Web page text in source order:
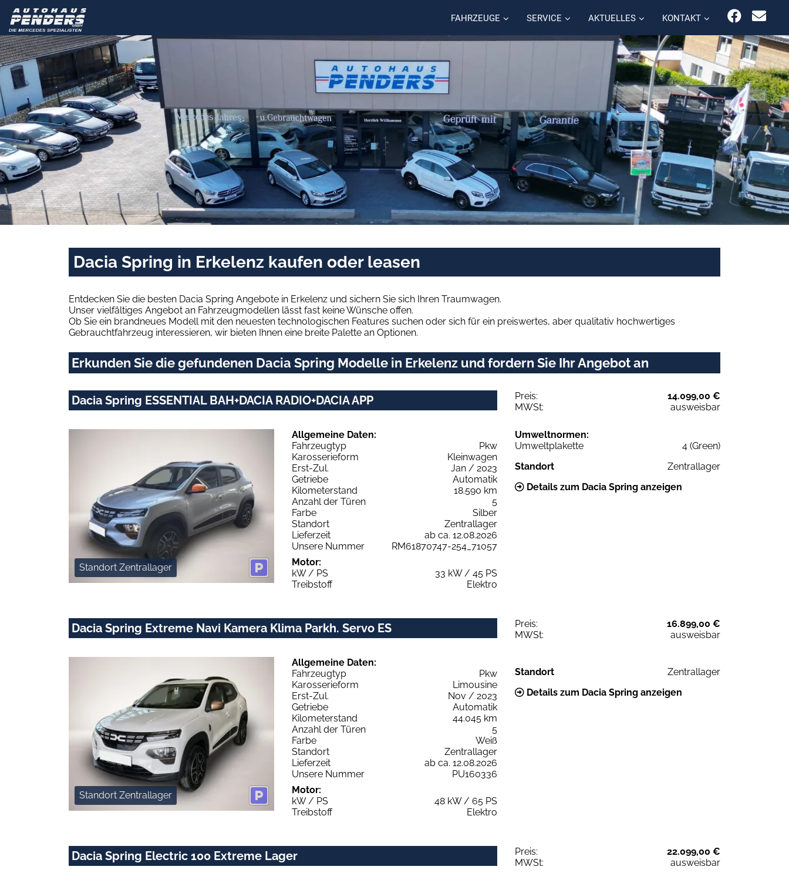
FAHRZEUGE SERVICE AKTUELLES KONTAKT
Dacia Spring in Erkelenz kaufen oder leasen
Entdecken Sie die besten Dacia Spring Angebote in Erkelenz und sichern Sie sich Ihren Traumwagen.
Unser vielfältiges Angebot an Fahrzeugmodellen lässt fast keine Wünsche offen.
Ob Sie ein brandneues Modell mit den neuesten technologischen Features suchen oder sich für ein preiswertes, aber qualitativ hochwertiges
Gebrauchtfahrzeug interessieren, wir bieten Ihnen eine breite Palette an Optionen.
Erkunden Sie die gefundenen Dacia Spring Modelle in Erkelenz und fordern Sie Ihr Angebot an
Dacia Spring ESSENTIAL BAH+DACIA RADIO+DACIA APP Preis:
14.099,00 €
MWSt:
ausweisbar
Standort Zentrallager
Allgemeine Daten:
Fahrzeugtyp
Pkw
Karosserieform
Kleinwagen
Erst-Zul.
Jan / 2023
Getriebe
Automatik
Kilometerstand
18.590 km
Anzahl der Türen
5
Farbe
Silber
Standort
Zentrallager
Lieferzeit
ab ca. 12.08.2026
Unsere Nummer
RM61870747-254_71057
Motor:
kW / PS
33 kW / 45 PS
Treibstoff
Elektro
Umweltnormen:
Umweltplakette
4 (Green)
Standort
Zentrallager
Details zum Dacia Spring anzeigen
Dacia Spring Extreme Navi Kamera Klima Parkh. Servo ES Preis:
16.899,00 €
MWSt:
ausweisbar
Standort Zentrallager
Allgemeine Daten:
Fahrzeugtyp
Pkw
Karosserieform
Limousine
Erst-Zul.
Nov / 2023
Getriebe
Automatik
Kilometerstand
44.045 km
Anzahl der Türen
5
Farbe
Weiß
Standort
Zentrallager
Lieferzeit
ab ca. 12.08.2026
Unsere Nummer
PU160336
Motor:
kW / PS
48 kW / 65 PS
Treibstoff
Elektro
Standort
Zentrallager
Details zum Dacia Spring anzeigen
Dacia Spring Electric 100 Extreme Lager Preis:
22.099,00 €
MWSt:
ausweisbar